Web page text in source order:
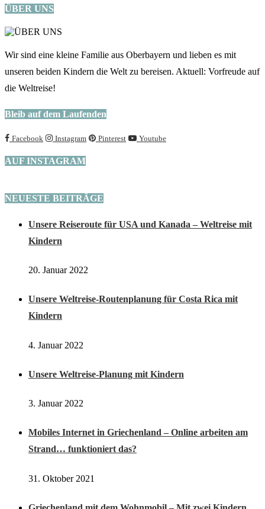
ÜBER UNS
Wir sind eine kleine Familie aus Oberbayern und lieben es mit
unseren beiden Kindern die Welt zu bereisen. Aktuell: Vorfreude auf
die Weltreise!
Bleib auf dem Laufenden
Facebook Instagram Pinterest Youtube
AUF INSTAGRAM
NEUESTE BEITRÄGE
Unsere Reiseroute für USA und Kanada – Weltreise mit
Kindern
20. Januar 2022
Unsere Weltreise-Routenplanung für Costa Rica mit
Kindern
4. Januar 2022
Unsere Weltreise-Planung mit Kindern
3. Januar 2022
Mobiles Internet in Griechenland – Online arbeiten am
Strand… funktioniert das?
31. Oktober 2021